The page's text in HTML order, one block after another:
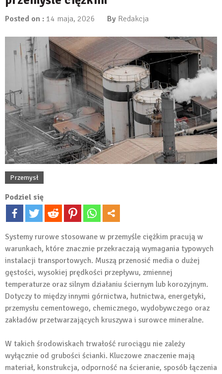
Posted on : 14 maja, 2026 By Redakcja
Przemysł
Podziel się
Systemy rurowe stosowane w przemyśle ciężkim pracują w
warunkach, które znacznie przekraczają wymagania typowych
instalacji transportowych. Muszą przenosić media o dużej
gęstości, wysokiej prędkości przepływu, zmiennej
temperaturze oraz silnym działaniu ściernym lub korozyjnym.
Dotyczy to między innymi górnictwa, hutnictwa, energetyki,
przemysłu cementowego, chemicznego, wydobywczego oraz
zakładów przetwarzających kruszywa i surowce mineralne.
W takich środowiskach trwałość rurociągu nie zależy
wyłącznie od grubości ścianki. Kluczowe znaczenie mają
materiał, konstrukcja, odporność na ścieranie, sposób łączenia